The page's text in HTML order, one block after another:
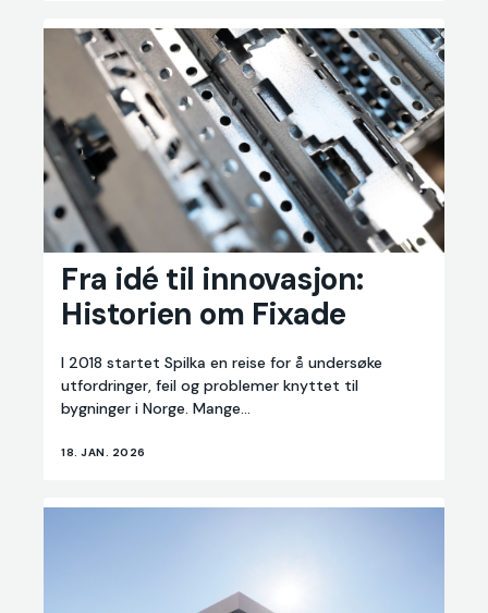
innovasjon:
om
Fixade
Fra idé til innovasjon:
Historien om Fixade
I 2018 startet Spilka en reise for å undersøke
utfordringer, feil og problemer knyttet til
bygninger i Norge. Mange...
18. JAN. 2026